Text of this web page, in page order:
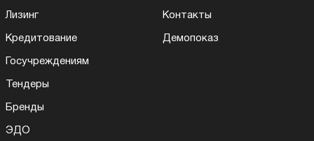
Лизинг
Кредитование
Госучреждениям
Тендеры
Бренды
ЭДО
Контакты
Демопоказ